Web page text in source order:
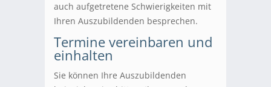
auch aufgetretene Schwierigkeiten mit
Ihren Auszubildenden besprechen.
Termine vereinbaren und
einhalten
Sie können Ihre Auszubildenden